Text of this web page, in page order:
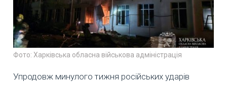
Фото: Харківська обласна військова адміністрація
Упродовж минулого тижня російських ударів